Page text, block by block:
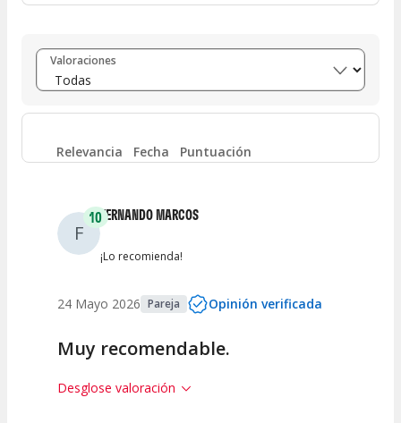
Entre 8 y 10 (3)
Entre 6 y 8 (0)
Entre 4 y 6 0
Entre 0 y 2
Valoraciones
Relevancia Fecha Puntuación
F
10FERNANDO MARCOS
¡Lo recomienda!
24 Mayo 2026 Pareja Opinión verificada
Muy recomendable.
Desglose valoración